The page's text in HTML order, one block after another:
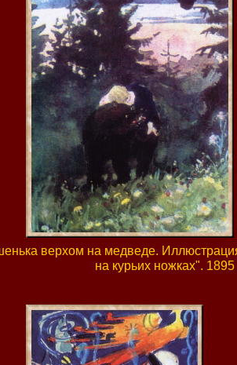
верхом на медведе.
на курьих ножках". 1895